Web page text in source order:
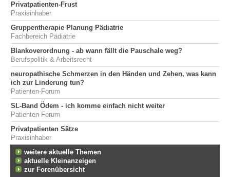
Privatpatienten-Frust
Praxisinhaber
Gruppentherapie Planung Pädiatrie
Fachbereich Pädiatrie
Blankoverordnung - ab wann fällt die Pauschale weg?
Berufspolitik & Arbeitsrecht
neuropathische Schmerzen in den Händen und Zehen, was kann
ich zur Linderung tun?
Patienten-Forum
SL-Band Ödem - ich komme einfach nicht weiter
Patienten-Forum
Privatpatienten Sätze
Praxisinhaber
weitere aktuelle Themen
aktuelle Kleinanzeigen
zur Forenübersicht